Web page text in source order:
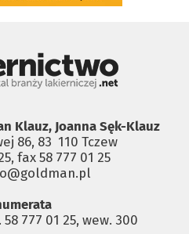
Klauz, Joanna Sęk-Klauz
86, 83 ­ 110 Tczew
fax 58 777 01 25
777 01 25, wew. 300